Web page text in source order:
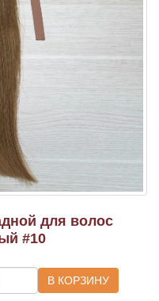
для волос
#10